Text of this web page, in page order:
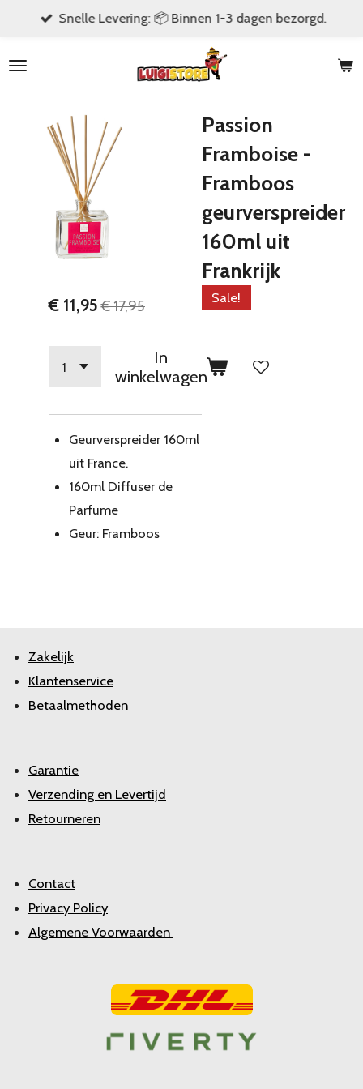
naar
hoofdinhoud
Snelle Levering: 📦 Binnen 1-3 dagen bezorgd.
Passion
Framboise -
Framboos
geurverspreider
160ml uit
Frankrijk
Sale!
€ 11,95 € 17,95
In
winkelwagen
Geurverspreider 160ml
uit France.
160ml Diffuser de
Parfume
Geur: Framboos
Zakelijk
Klantenservice
Betaalmethoden
Garantie
Verzending en Levertijd
Retourneren
Contact
Privacy Policy
Algemene Voorwaarden